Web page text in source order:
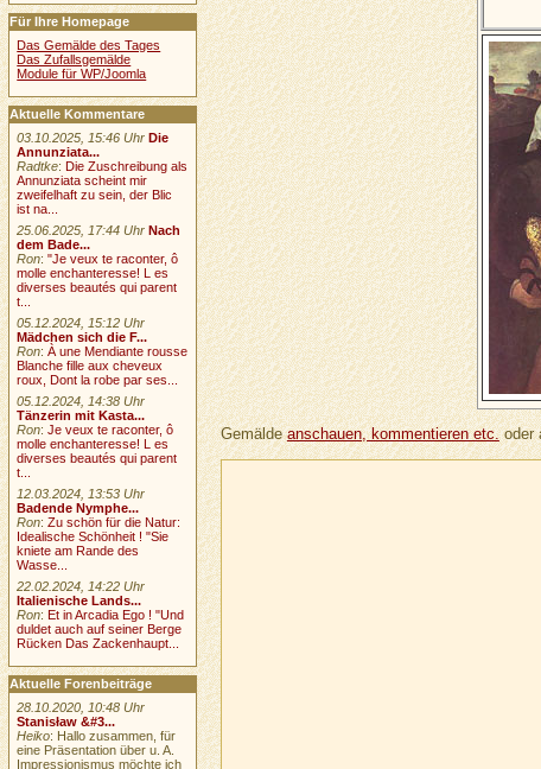
Gemäldeanschauen, kommentieren etc.oder
Für Ihre Homepage
Das Gemälde des Tages
Das Zufallsgemälde
Module für WP/Joomla
Aktuelle Kommentare
03.10.2025, 15:46 Uhr Die
Annunziata...
Radtke: Die Zuschreibung als
Annunziata scheint mir
zweifelhaft zu sein, der Blic
ist na...
25.06.2025, 17:44 Uhr Nach
dem Bade...
Ron:"Je veux te raconter, ô
molle enchanteresse! L es
diverses beautés qui parent
t...
05.12.2024, 15:12 Uhr
Mädchen sich die F...
Ron:À une Mendiante rousse
Blanche fille aux cheveux
roux, Dont la robe par ses...
05.12.2024, 14:38 Uhr
Tänzerin mit Kasta...
Ron:Je veux te raconter, ô
molle enchanteresse! L es
diverses beautés qui parent
t...
12.03.2024, 13:53 Uhr
Badende Nymphe...
Ron:Zu schön für die Natur:
Idealische Schönheit ! "Sie
kniete am Rande des
Wasse...
22.02.2024, 14:22 Uhr
Italienische Lands...
Ron:Et in Arcadia Ego ! "Und
duldet auch auf seiner Berge
Rücken Das Zackenhaupt...
Aktuelle Forenbeiträge
28.10.2020, 10:48 Uhr
Stanisław &#3...
Heiko: Hallo zusammen, für
eine Präsentation über u. A.
Impressionismus möchte ich